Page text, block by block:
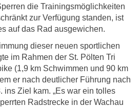
die Trainingsmöglichkeiten
zur Verfügung standen, ist
auf das Rad ausgewichen.
dieser neuen sportlichen
im Rahmen der St. Pölten Tri
(1,9 km Schwimmen und 90 km
er nach deutlicher Führung nach
ins Ziel kam. „Es war ein tolles
Radstrecke in der Wachau